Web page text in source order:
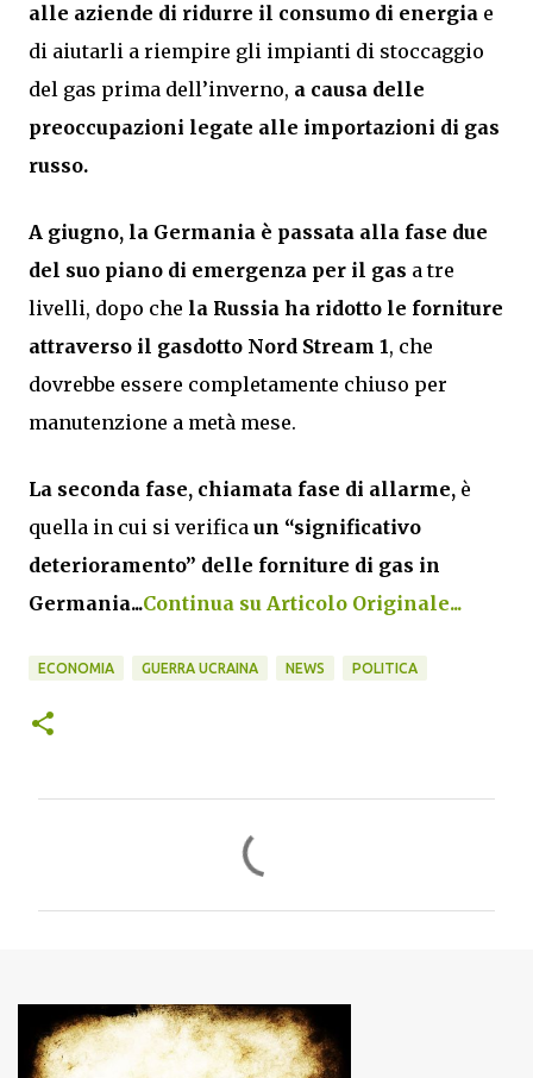
alle aziende di ridurre il consumo di energia e
di aiutarli a riempire gli impianti di stoccaggio
del gas prima dell’inverno, a causa delle
preoccupazioni legate alle importazioni di gas
russo.
A giugno, la Germania è passata alla fase due
del suo piano di emergenza per il gas a tre
livelli, dopo che la Russia ha ridotto le forniture
attraverso il gasdotto Nord Stream 1, che
dovrebbe essere completamente chiuso per
manutenzione a metà mese.
La seconda fase, chiamata fase di allarme, è
quella in cui si verifica un “significativo
deterioramento” delle forniture di gas in
Germania...Continua su Articolo Originale...
ECONOMIA GUERRA UCRAINA NEWS POLITICA
n
t
i